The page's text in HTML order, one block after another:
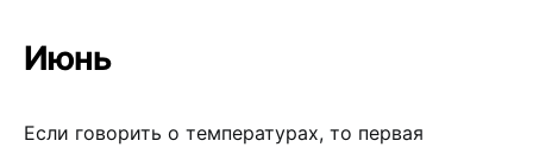
Июнь
Если говорить о температурах, то первая